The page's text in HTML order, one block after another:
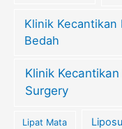
Klinik Kecantikan
Bedah
Klinik
Surgery
Lipat Mata